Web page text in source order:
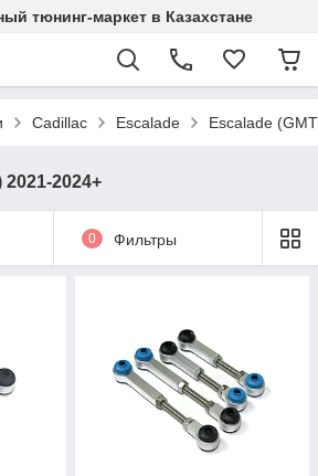
тюнинг-маркет в Казахстане
Cadillac Escalade Escalade
2021-2024+
0 Фильтры